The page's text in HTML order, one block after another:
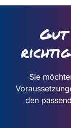
Sie
den